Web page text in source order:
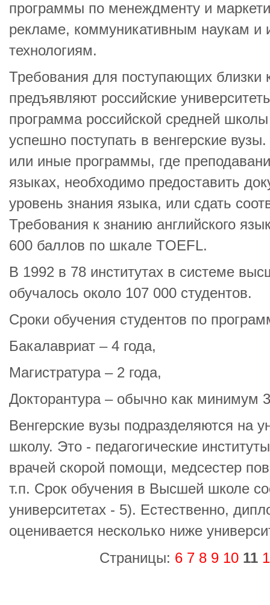
программы по менеждменту и
рекламе, коммуникативным наукам
технологиям.
Требования для поступающих близки
предъявляют российские
программа российской средней
успешно поступать в венгерские
или иные программы, где
языках, необходимо предоставить
уровень знания языка, или сдать
Требования к знанию английского
600 баллов по шкале TOEFL.
В 1992 в 78 институтах в системе
обучалось около 107 000 студентов.
Сроки обучения студентов по
Бакалавриат – 4 года,
Магистратура – 2 года,
Докторантура – обычно как минимум
Венгерские вузы подразделяются на
школу. Это - педагогические
врачей скорой помощи, медсестер
т.п. Срок обучения в Высшей школе
университетах - 5). Естественно,
оценивается несколько ниже
Страницы: 6 7 8 9 10 11